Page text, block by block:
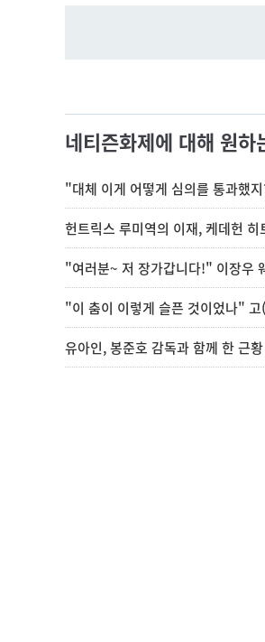
네티즌화제에 대해 원하
"대체 이게 어떻게 심의를 통과했
헌트릭스 루미역의 이재, 케데헌
"여러분~ 저 장가갑니다!" 이장우
"이 춤이 이렇게 슬픈 것이었나"
유아인, 봉준호 감독과 함께 한 근